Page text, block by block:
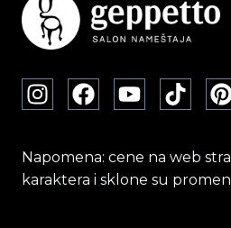
Napomena: cene na web
karaktera i sklone su